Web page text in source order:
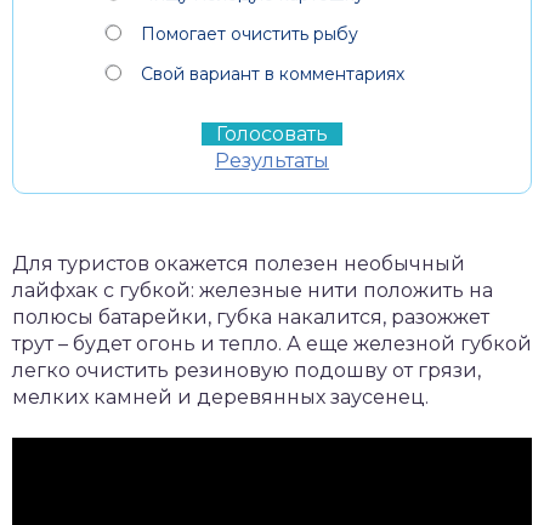
Помогает очистить рыбу
Свой вариант в комментариях
Результаты
Для туристов окажется полезен необычный
лайфхак с губкой: железные нити положить на
полюсы батарейки, губка накалится, разожжет
трут – будет огонь и тепло. А еще железной губкой
легко очистить резиновую подошву от грязи,
мелких камней и деревянных заусенец.